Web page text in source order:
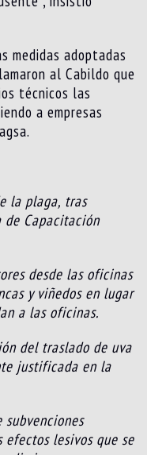
medidas adoptadas
al Cabildo que
técnicos las
a empresas
la plaga, tras
de Capacitación
desde las oficinas
y viñedos en lugar
a las oficinas.
del traslado de uva
justificada en la
lesivos que se